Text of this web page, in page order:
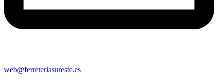
web@ferreteriasureste.es